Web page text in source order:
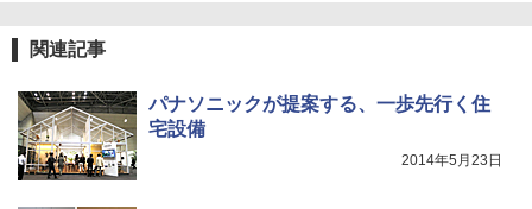
関連記事
パナソニックが提案する、一歩先行く住
宅設備
2014年5月23日